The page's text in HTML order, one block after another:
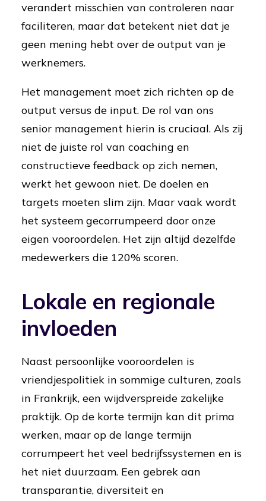
verandert misschien van controleren naar
faciliteren, maar dat betekent niet dat je
geen mening hebt over de output van je
werknemers.
Het management moet zich richten op de
output versus de input. De rol van ons
senior management hierin is cruciaal. Als zij
niet de juiste rol van coaching en
constructieve feedback op zich nemen,
werkt het gewoon niet. De doelen en
targets moeten slim zijn. Maar vaak wordt
het systeem gecorrumpeerd door onze
eigen vooroordelen. Het zijn altijd dezelfde
medewerkers die 120% scoren.
Lokale en regionale
invloeden
Naast persoonlijke vooroordelen is
vriendjespolitiek in sommige culturen, zoals
in Frankrijk, een wijdverspreide zakelijke
praktijk. Op de korte termijn kan dit prima
werken, maar op de lange termijn
corrumpeert het veel bedrijfssystemen en is
het niet duurzaam. Een gebrek aan
transparantie, diversiteit en